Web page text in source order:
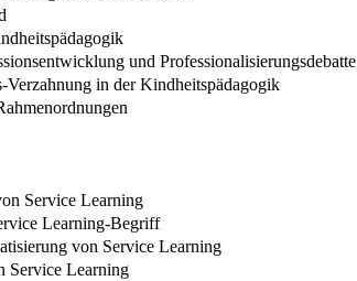
und Professionalisierungsdebatte
in der Kindheitspädagogik
Service Learning
Learning-Begriff
von Service Learning
Service Learning